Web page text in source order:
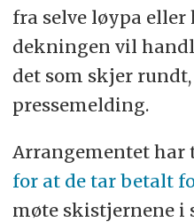
fra selve løypa eller
dekningen vil
det som skjer
pressemelding.
Arrangementet har
for at de tar betalt
møte skistjernene i